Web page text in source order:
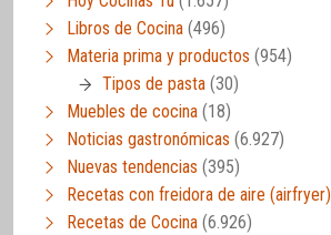
Libros de Cocina (496)
Materia prima y productos (954)
Tipos de pasta (30)
Muebles de cocina (18)
Noticias gastronómicas (6.927)
Nuevas tendencias (395)
Recetas con freidora de aire (airfryer)
Recetas de Cocina (6.926)